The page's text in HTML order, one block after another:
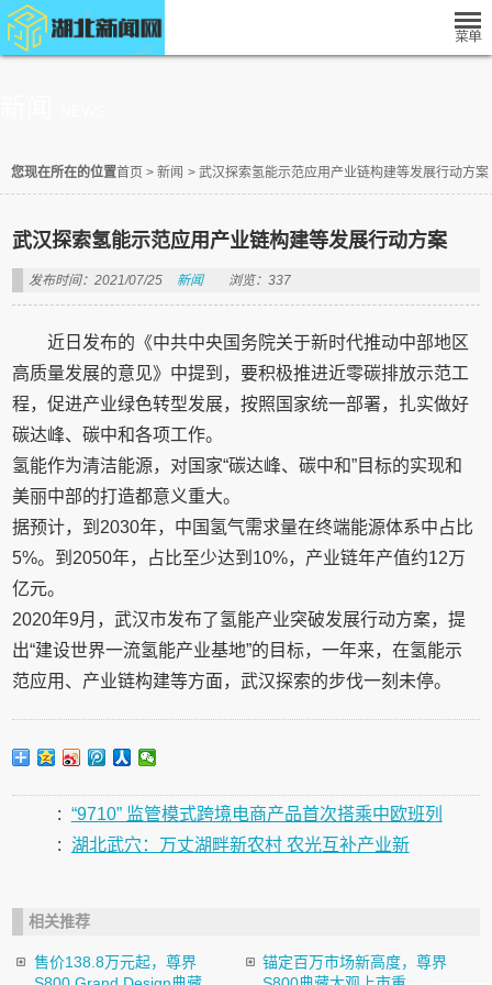
您现在所在的位置首页 > 新闻 > 武汉探索氢能示范应用产业链构建等发展行动方案
武汉探索氢能示范应用产业链构建等发展行动方案
发布时间：2021/07/25 新闻 浏览：337
近日发布的《中共中央国务院关于新时代推动中部地区
高质量发展的意见》中提到，要积极推进近零碳排放示范工
程，促进产业绿色转型发展，按照国家统一部署，扎实做好
碳达峰、碳中和各项工作。
氢能作为清洁能源，对国家“碳达峰、碳中和”目标的实现和
美丽中部的打造都意义重大。
据预计，到2030年，中国氢气需求量在终端能源体系中占比
5%。到2050年，占比至少达到10%，产业链年产值约12万
亿元。
2020年9月，武汉市发布了氢能产业突破发展行动方案，提
出“建设世界一流氢能产业基地”的目标，一年来，在氢能示
范应用、产业链构建等方面，武汉探索的步伐一刻未停。
: “9710” 监管模式跨境电商产品首次搭乘中欧班列
: 湖北武穴：万丈湖畔新农村 农光互补产业新
相关推荐
售价138.8万元起，尊界
锚定百万市场新高度，尊界